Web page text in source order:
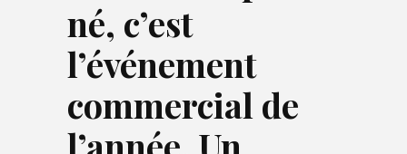
né, c’est
l’événement
commercial de